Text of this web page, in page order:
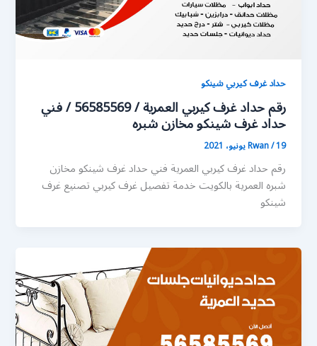
حداد غرف كيربي شينكو
رقم حداد غرف كيربي العمرية / 56585569 / فني
حداد غرف شينكو مخازن شبره
Rwan/19 يونيو، 2021
رقم حداد غرف كيربي العمرية فني حداد غرف شينكو مخازن
شبره العمرية بالكويت خدمة تفصيل غرف كيربي تصنيع غرف
شينكو